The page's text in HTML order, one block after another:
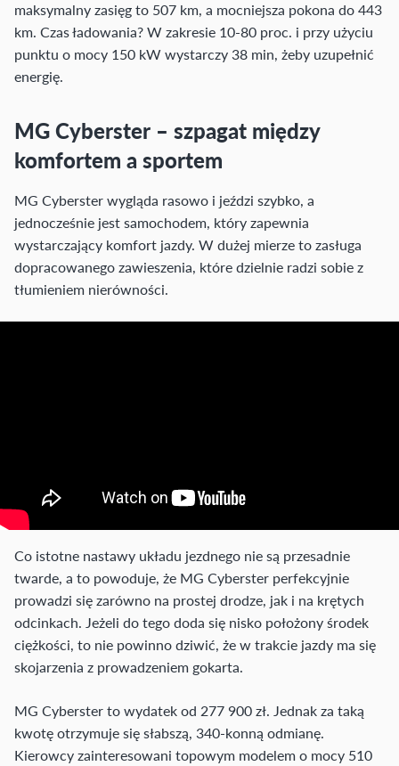
maksymalny zasięg to 507 km, a mocniejsza pokona do 443
km. Czas ładowania? W zakresie 10-80 proc. i przy użyciu
punktu o mocy 150 kW wystarczy 38 min, żeby uzupełnić
energię.
MG Cyberster – szpagat między
komfortem a sportem
MG Cyberster wygląda rasowo i jeździ szybko, a
jednocześnie jest samochodem, który zapewnia
wystarczający komfort jazdy. W dużej mierze to zasługa
dopracowanego zawieszenia, które dzielnie radzi sobie z
tłumieniem nierówności.
Co istotne nastawy układu jezdnego nie są przesadnie
twarde, a to powoduje, że MG Cyberster perfekcyjnie
prowadzi się zarówno na prostej drodze, jak i na krętych
odcinkach. Jeżeli do tego doda się nisko położony środek
ciężkości, to nie powinno dziwić, że w trakcie jazdy ma się
skojarzenia z prowadzeniem gokarta.
MG Cyberster to wydatek od 277 900 zł. Jednak za taką
kwotę otrzymuje się słabszą, 340-konną odmianę.
Kierowcy zainteresowani topowym modelem o mocy 510